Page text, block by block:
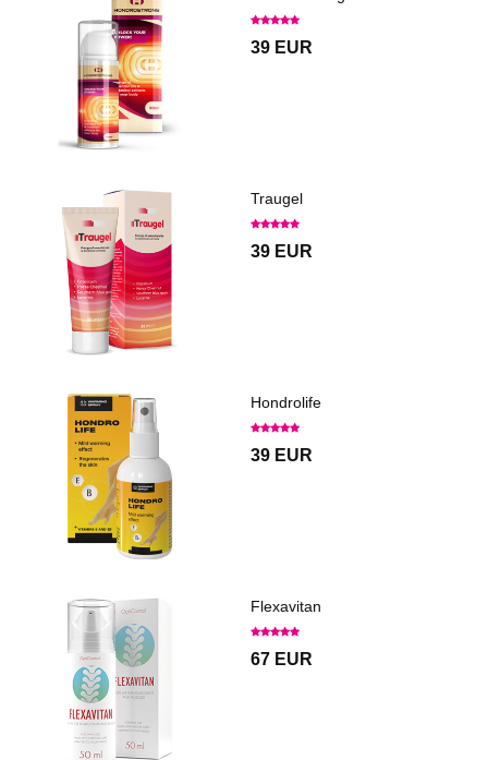
39 EUR
Traugel
39 EUR
Hondrolife
39 EUR
Flexavitan
67 EUR